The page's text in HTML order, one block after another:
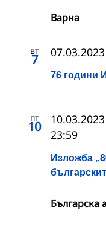
Варна
вт
7
76 години
пт
10
Изложба
23:59
Българска